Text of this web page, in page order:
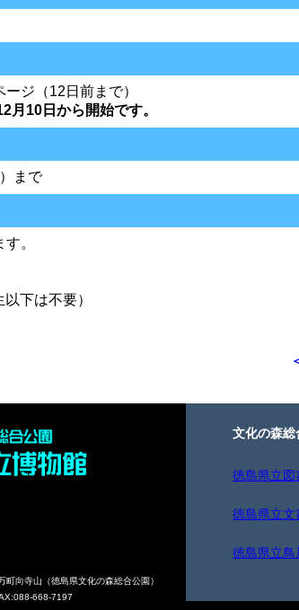
ジ（12日前まで）
月10日から開始です。
まで
。
下は不要）
向寺山（徳島県文化の森総合公園）
668-7197
文化の森総
徳島県立図
徳島県立文
徳島県立鳥